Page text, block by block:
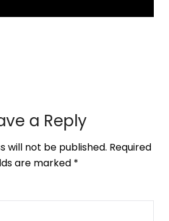
a Reply
will not be published. Required
are marked *